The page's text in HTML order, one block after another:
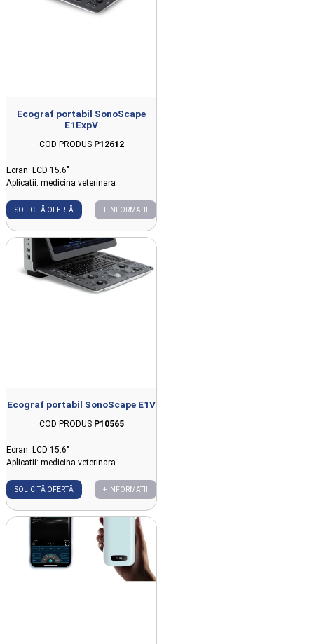
Ecograf portabil SonoScape
E1ExpV
COD PRODUS:P12612
Ecran: LCD 15.6"
Aplicatii: medicina veterinara
SOLICITĂ OFERTĂ + INFORMAȚII
Ecograf portabil SonoScape E1V
COD PRODUS:P10565
Ecran: LCD 15.6"
Aplicatii: medicina veterinara
SOLICITĂ OFERTĂ + INFORMAȚII